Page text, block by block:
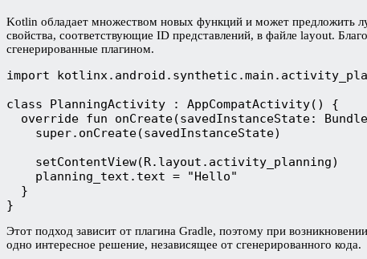
Kotlin обладает множеством новых функций и может предложить
свойства, соответствующие ID представлений, в файле layout.
сгенерированные плагином.
import
class PlanningActivity : AppCompatActivity() {
override fun onCreate(savedInstanceState:
    super.onCreate(savedInstanceState)
    setContentView(R.layout.activity_planning)
    planning_text.text = "Hello"
  }
}
Этот подход зависит от плагина Gradle, поэтому при
одно интересное решение, независящее от сгенерированного кода.